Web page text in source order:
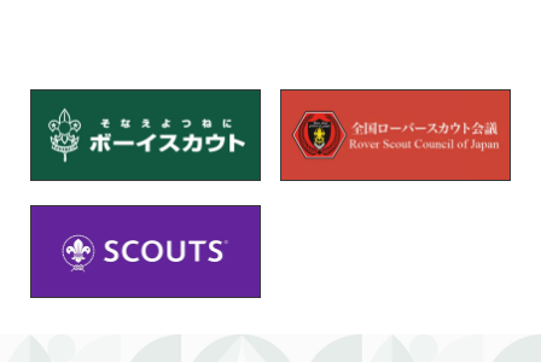
プラネタリウム クリスマス
未分類